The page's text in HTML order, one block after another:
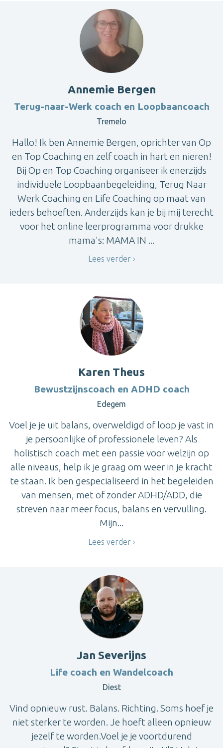
Annemie Bergen
Terug-naar-Werk coach en Loopbaancoach
Tremelo
Hallo! Ik ben Annemie Bergen, oprichter van Op
en Top Coaching en zelf coach in hart en nieren!
Bij Op en Top Coaching organiseer ik enerzijds
individuele Loopbaanbegeleiding, Terug Naar
Werk Coaching en Life Coaching op maat van
ieders behoeften. Anderzijds kan je bij mij terecht
voor het online leerprogramma voor drukke
mama's: MAMA IN ...
Lees verder
Karen Theus
Bewustzijnscoach en ADHD coach
Edegem
Voel je je uit balans, overweldigd of loop je vast in
je persoonlijke of professionele leven? Als
holistisch coach met een passie voor welzijn op
alle niveaus, help ik je graag om weer in je kracht
te staan. Ik ben gespecialiseerd in het begeleiden
van mensen, met of zonder ADHD/ADD, die
streven naar meer focus, balans en vervulling.
Mijn...
Lees verder
Jan Severijns
Life coach en Wandelcoach
Diest
Vind opnieuw rust. Balans. Richting. Soms hoef je
niet sterker te worden. Je hoeft alleen opnieuw
jezelf te worden.Voel je je voortdurend